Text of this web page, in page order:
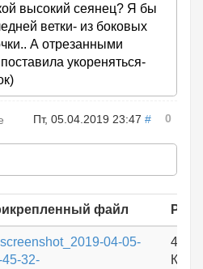
высокий сеянец? Я бы
ветки- из боковых
А отрезанными
укореняться-
Пт, 05.04.2019 23:47 # 0
файл
screenshot_2019-04-05-
45-32-
КБ